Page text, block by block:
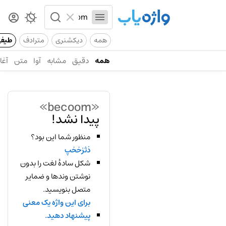
همه دیکشنری مترادف
همه دقیق مشابه آوا متن
«becoom»
پیدا نشد!
منظور شما این بود؟
ذثزخخپ
شکل سادهٔ لغت را بدون
نوشتن وندها و ضمایر
متصل بنویسید.
برای این واژه یک معنی
پیشنهاد دهید.